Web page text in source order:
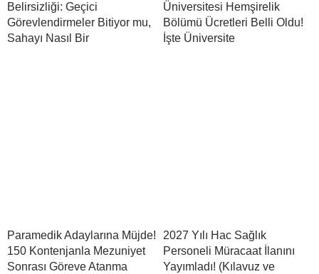
Belirsizliği: Geçici
Görevlendirmeler Bitiyor mu,
Sahayı Nasıl Bir
Üniversitesi Hemşirelik
Bölümü Ücretleri Belli Oldu!
İşte Üniversite
Paramedik Adaylarına Müjde!
150 Kontenjanla Mezuniyet
Sonrası Göreve Atanma
2027 Yılı Hac Sağlık
Personeli Müracaat İlanını
Yayımladı! (Kılavuz ve